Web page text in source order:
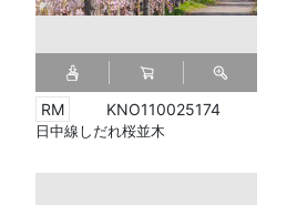
KNO110025174
日中線しだれ桜並木